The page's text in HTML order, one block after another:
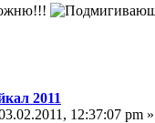
2011
12:37:07 pm »